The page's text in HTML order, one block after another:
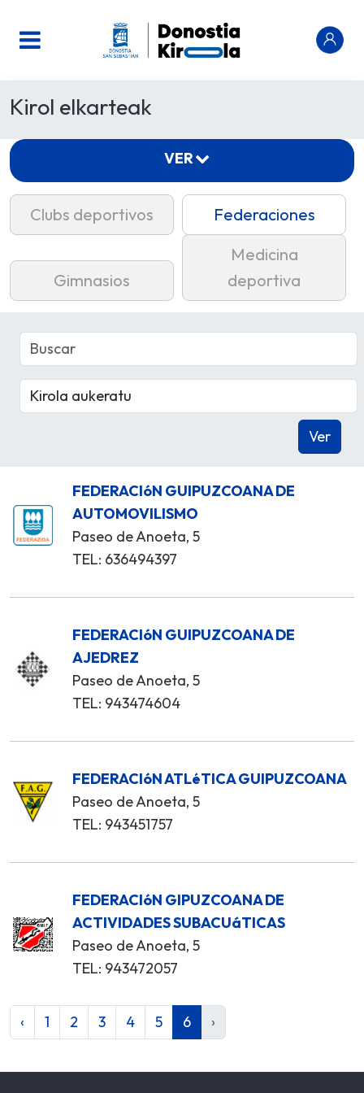
Kirol elkarteak
Clubs deportivos Federaciones
Gimnasios
Medicina
deportiva
FEDERACIóN GUIPUZCOANA DE
AUTOMOVILISMO
Paseo de Anoeta, 5
TEL: 636494397
FEDERACIóN GUIPUZCOANA DE
AJEDREZ
Paseo de Anoeta, 5
TEL: 943474604
FEDERACIóN ATLéTICA GUIPUZCOANA
Paseo de Anoeta, 5
TEL: 943451757
FEDERACIóN GIPUZCOANA DE
ACTIVIDADES SUBACUáTICAS
Paseo de Anoeta, 5
TEL: 943472057
‹ 1 2 3 4 5 6 ›
VER